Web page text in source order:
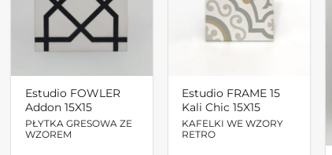
Estudio FOWLER
Addon 15X15
PŁYTKA GRESOWA ZE
WZOREM
Estudio FRAME 15
Kali Chic 15X15
KAFELKI WE WZORY
RETRO